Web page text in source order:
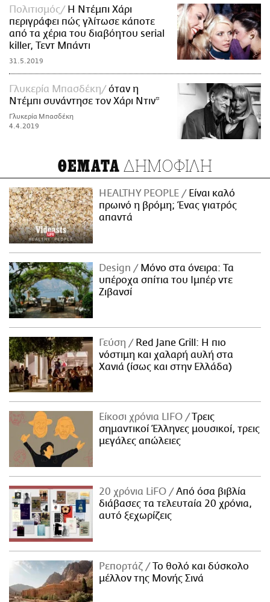
Πολιτισμός
Η Ντέμπι Χάρι
περιγράφει πώς γλίτωσε κάποτε
από τα χέρια του διαβόητου serial
killer, Τεντ Μπάντι
31.5.2019
Γλυκερία Μπασδέκη
όταν η
Ντέμπι συνάντησε τον Χάρι Ντιν*
Γλυκερία Μπασδέκη
4.4.2019
ΘΕΜΑΤΑ ΔΗΜΟΦΙΛΗ
HEALTHY PEOPLE
Είναι καλό
πρωινό η βρόμη; Ένας γιατρός
απαντά
Design
Μόνο στα όνειρα: Τα
υπέροχα σπίτια του Ιμπέρ ντε
Ζιβανσί
Γεύση
Red Jane Grill: Η πιο
νόστιμη και χαλαρή αυλή στα
Χανιά (ίσως και στην Ελλάδα)
Είκοσι χρόνια LIFO
Tρεις
σημαντικοί Έλληνες μουσικοί, τρεις
μεγάλες απώλειες
20 χρόνια LiFO
Από όσα βιβλία
διάβασες τα τελευταία 20 χρόνια,
αυτό ξεχωρίζεις
Ρεπορτάζ
Το θολό και δύσκολο
μέλλον της Μονής Σινά